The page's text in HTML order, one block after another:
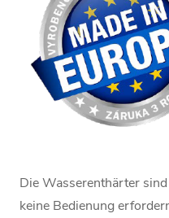
Die Wasserenthärter sind
keine Bedienung